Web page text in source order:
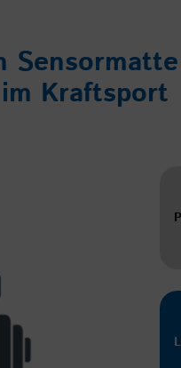
Kraftsport